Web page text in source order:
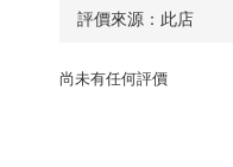
尚未有任何評價